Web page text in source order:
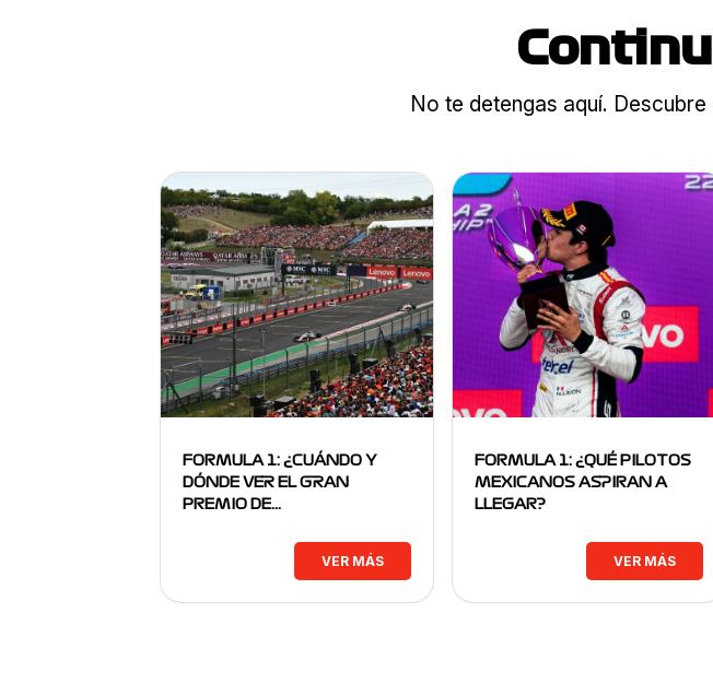
No te detengas aquí.
FORMULA 1: ¿CUÁNDO Y
DÓNDE VER EL GRAN
PREMIO DE…
VER MÁS
FORMULA 1: ¿QUÉ PILOTOS
MEXICANOS ASPIRAN A
LLEGAR?
VER MÁS